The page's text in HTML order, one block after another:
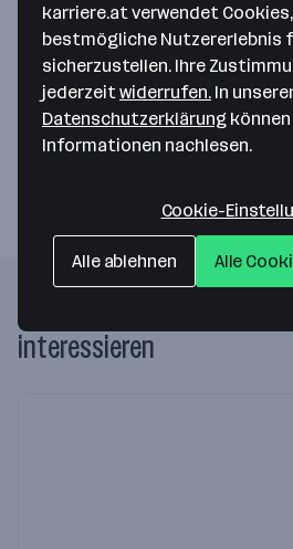
asecos GmbH
Weiherfeldsiedlung 16-18
63584 Gründau— Route
Website
interessieren
karriere.at verwendet
bestmögliche Nutzererlebnis
sicherzustellen. Ihre
jederzeit widerrufen. In
Datenschutzerklärung
Informationen nachlesen.
Cookie-
Alle ablehnen Alle